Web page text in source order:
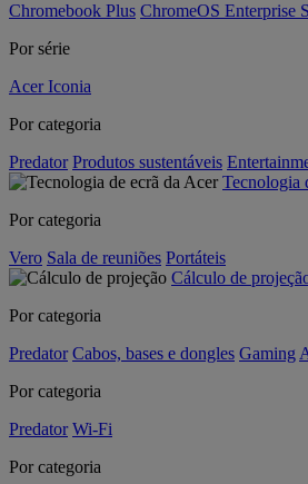
Chromebook Plus ChromeOS Enterprise
Por série
Acer Iconia
Por categoria
Predator Produtos sustentáveis
Tecnologia
Por categoria
Vero Sala de reuniões Portáteis
Cálculo de
Por categoria
Predator Cabos, bases e dongles Gaming
Por categoria
Predator Wi-Fi
Por categoria